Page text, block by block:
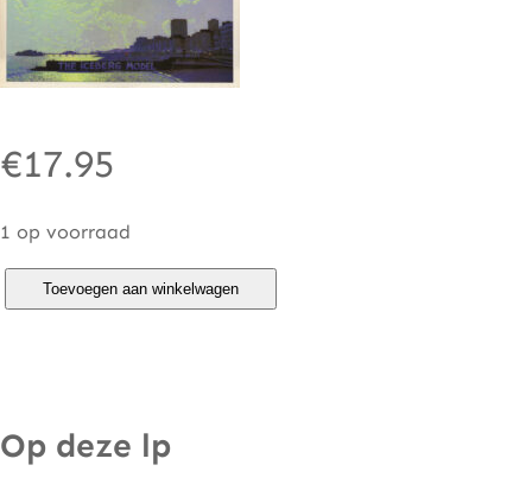
€17.95
1 op voorraad
a
Toevoegen aan winkelwagen
Op deze lp